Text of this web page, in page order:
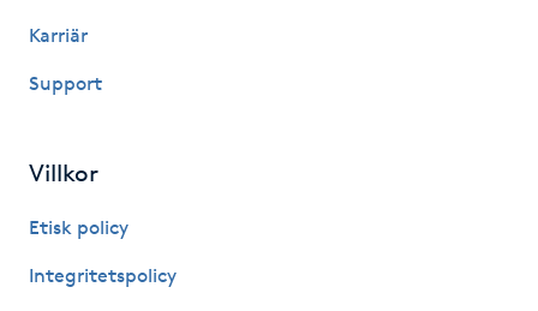
K18
Keratinbehandling
Karriär
Support
Villkor
Etisk policy
Integritetspolicy